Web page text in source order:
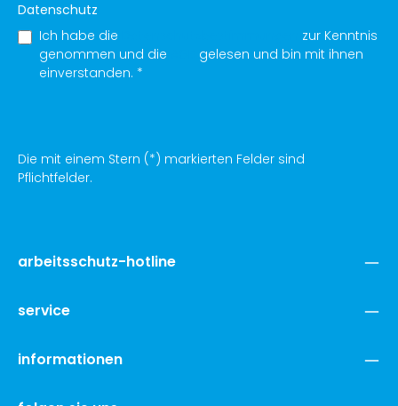
Datenschutz
Ich habe die
zur Kenntnis
genommen und die
gelesen und bin mit ihnen
einverstanden. *
Die mit einem Stern (*) markierten Felder sind
Pflichtfelder.
arbeitsschutz-hotline
service
informationen